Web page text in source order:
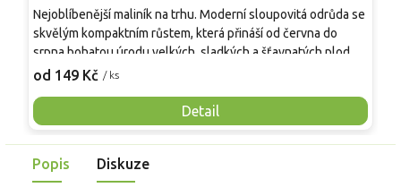
od 149 Kč / ks
Detail
Nejoblíbenější maliník na trhu. Moderní sloupovitá odrůda se
skvělým kompaktním růstem, která přináší od června do
srpna bohatou úrodu velkých, sladkých a šťavnatých plodů.
Pevné vzpřímené výhony tvoří elegantní habitus bez
Mrazuvzdornost do −25 °C a spolehlivá vitalita z něj dělají
skvělou volbu pro každého pěstitele.
Popis Diskuze